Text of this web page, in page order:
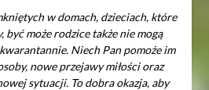
w domach, dzieciach, które
być może rodzice także nie mogą
Niech Pan pomoże im
nowe przejawy miłości oraz
sytuacji. To dobra okazja, aby